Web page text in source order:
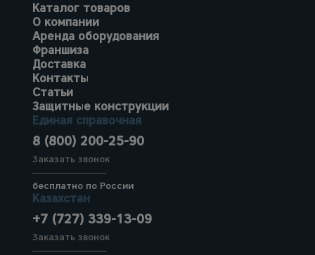
Каталог товаров
О компании
Аренда оборудования
Франшиза
Доставка
Контакты
Статьи
Защитные конструкции
Единая справочная
8 (800) 200-25-90
Заказать звонок
бесплатно по России
Казахстан
+7 (727) 339-13-09
Заказать звонок